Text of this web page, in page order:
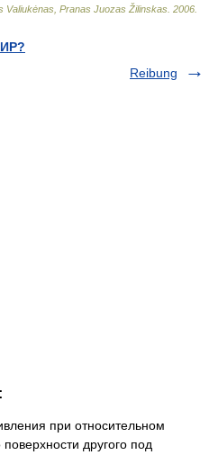
Valiukėnas, Pranas Juozas Žilinskas 2006
Reibung
при относительном
другого под